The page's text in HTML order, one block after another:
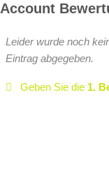
Account
Leider wurde noch
Eintrag abgegeben.
Geben Sie die 1.